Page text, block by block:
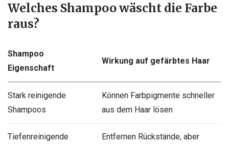
Welches Shampoo wäscht die Farbe
raus?
Shampoo
Eigenschaft
Wirkung auf gefärbtes Haar
Stark reinigende
Shampoos
Können Farbpigmente schneller
aus dem Haar lösen
Tiefenreinigende
Entfernen Rückstände, aber